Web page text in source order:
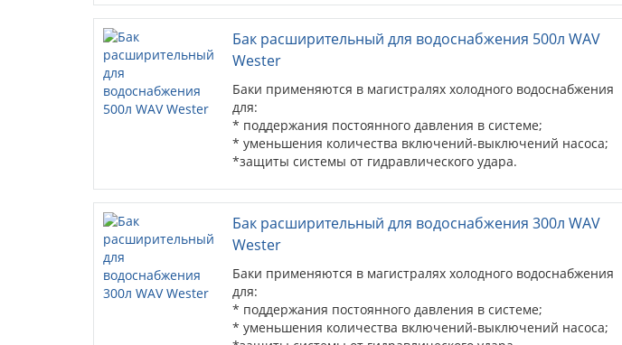
Бак расширительный для водоснабжения 500л WAV
Wester
Баки применяются в магистралях холодного водоснабжения
для:
* поддержания постоянного давления в системе;
* уменьшения количества включений-выключений насоса;
*защиты системы от гидравлического удара.
Бак расширительный для водоснабжения 300л WAV
Wester
Баки применяются в магистралях холодного водоснабжения
для:
* поддержания постоянного давления в системе;
* уменьшения количества включений-выключений насоса;